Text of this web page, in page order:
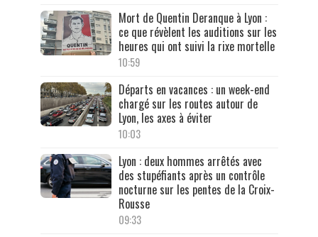
Mort de Quentin Deranque à Lyon :
ce que révèlent les auditions sur les
heures qui ont suivi la rixe mortelle
10:59
Départs en vacances : un week-end
chargé sur les routes autour de
Lyon, les axes à éviter
10:03
Lyon : deux hommes arrêtés avec
des stupéfiants après un contrôle
nocturne sur les pentes de la Croix-
Rousse
09:33